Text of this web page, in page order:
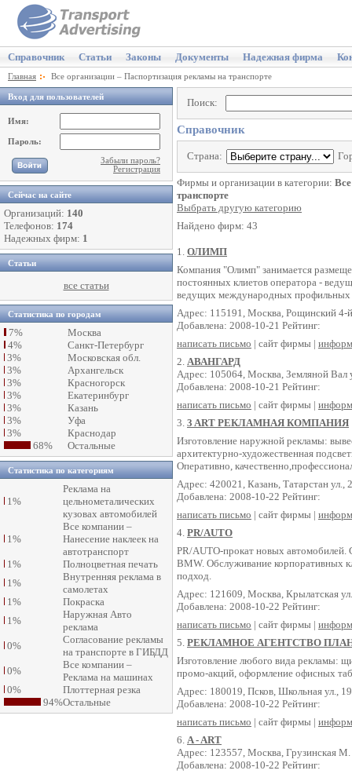
Справочник Статьи Законы Документы Надежная фирма
Главная Все организации – Паспортизация рекламы на транспорте
Вход для пользователей
Имя:
Пароль:
Забыли пароль?
Регистрация
Сейчас на сайте
Организаций: 140
Телефонов: 174
Надежных фирм: 1
Статьи
все статьи
Статистика по городам
7%
Москва
4%
Санкт-Петербург
3%
Московская обл.
3%
Архангельск
3%
Красногорск
3%
Екатеринбург
3%
Казань
3%
Уфа
3%
Краснодар
68%
Остальные
Статистика по категориям
1%
Реклама на
цельнометалических
кузовах автомобилей
1%
Все компании –
Нанесение наклеек на
автотранспорт
1%
Полноцветная печать
1%
Внутренняя реклама в
самолетах
1%
Покраска
1%
Наружная Авто
реклама
0%
Согласование рекламы
на транспорте в ГИБДД
0%
Все компании –
Реклама на машинах
0%
Плоттерная резка
94%Остальные
Поиск:
Справочник
Страна:
Фирмы и организации в категории:
транспорте
Выбрать другую категорию
Найдено фирм: 43
1. ОЛИМП
Компания "Олимп" занимается
постоянных клиетов оператора -
ведущих международных профильных
Адрес: 115191, Москва, Рощинский 4-
Добавлена: 2008-10-21 Рейтинг:
написать письмо | сайт фирмы |
2. АВАНГАРД
Адрес: 105064, Москва, Земляной Вал
Добавлена: 2008-10-21 Рейтинг:
написать письмо | сайт фирмы |
3. 3 ART РЕКЛАМНАЯ КОМПАНИЯ
Изготовление наружной рекламы:
архитектурно-художественная
Оперативно,
Адрес: 420021, Казань, Татарстан ул.,
Добавлена: 2008-10-22 Рейтинг:
написать письмо | сайт фирмы |
4. PR/AUTO
PR/AUTO-прокат новых
BMW. Обслуживание корпоративных
подход.
Адрес: 121609, Москва, Крылатская
Добавлена: 2008-10-22 Рейтинг:
написать письмо | сайт фирмы |
5. РЕКЛАМНОЕ АГЕНТСТВО
Изготовление любого вида рекламы:
промо-акций, оформление офисных
Адрес: 180019, Псков, Школьная ул.,
Добавлена: 2008-10-22 Рейтинг:
написать письмо | сайт фирмы |
6. A - ART
Адрес: 123557, Москва, Грузинская М.
Добавлена: 2008-10-22 Рейтинг: